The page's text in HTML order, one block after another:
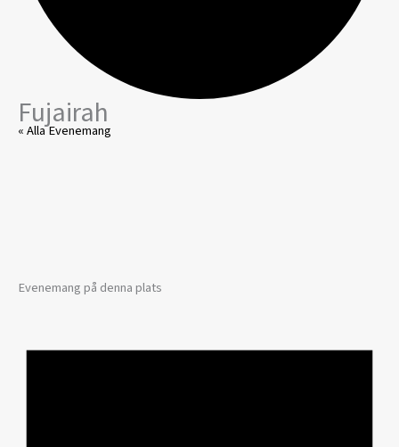
Fujairah
« Alla Evenemang
Evenemang på denna plats